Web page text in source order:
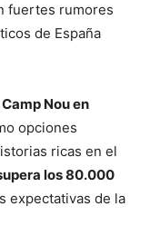
fuertes rumores
de España
Nou en
opciones
ricas en el
los 80.000
expectativas de la